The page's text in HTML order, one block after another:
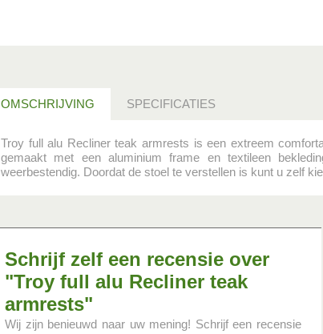
OMSCHRIJVING SPECIFICATIES
Troy full alu Recliner teak armrests is een extreem
gemaakt met een aluminium frame en textileen
weerbestendig. Doordat de stoel te verstellen is kunt u zelf
Schrijf zelf een recensie over
"Troy full alu Recliner teak
armrests"
Wij zijn benieuwd naar uw mening! Schrijf een recensie